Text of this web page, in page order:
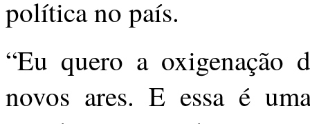
política no país.
“Eu quero a oxigenação
novos ares. E essa é